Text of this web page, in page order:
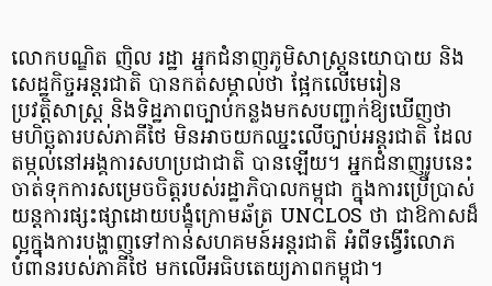
លោកបណ្ឌិត ញិល រដ្ឋា អ្នកជំនាញភូមិសាស្ត្រនយោបាយ និង
សេដ្ឋកិច្ចអន្តរជាតិ បានកត់សម្គាល់ថា ផ្អែកលើមេរៀន
ប្រវត្តិសាស្ត្រ និងទិដ្ឋភាពច្បាប់កន្លងមកសបញ្ជាក់ឱ្យឃើញថា
មហិច្ឆតារបស់ភាគីថៃ មិនអាចយកឈ្នះលើច្បាប់អន្តរជាតិ ដែល
តម្កល់នៅអង្គការសហប្រជាជាតិ បានឡើយ។ អ្នកជំនាញរូបនេះ
ចាត់ទុកការសម្រេចចិត្តរបស់រដ្ឋាភិបាលកម្ពុជា ក្នុងការប្រើប្រាស់
យន្តការផ្សះផ្សាដោយបង្ខំក្រោមឆ័ត្រ UNCLOS ថា ជាឱកាសដ៏
ល្អក្នុងការបង្ហាញទៅកាន់សហគមន៍អន្តរជាតិ អំពីទង្វើរំលោភ
បំពានរបស់ភាគីថៃ មកលើអធិបតេយ្យភាពកម្ពុជា។